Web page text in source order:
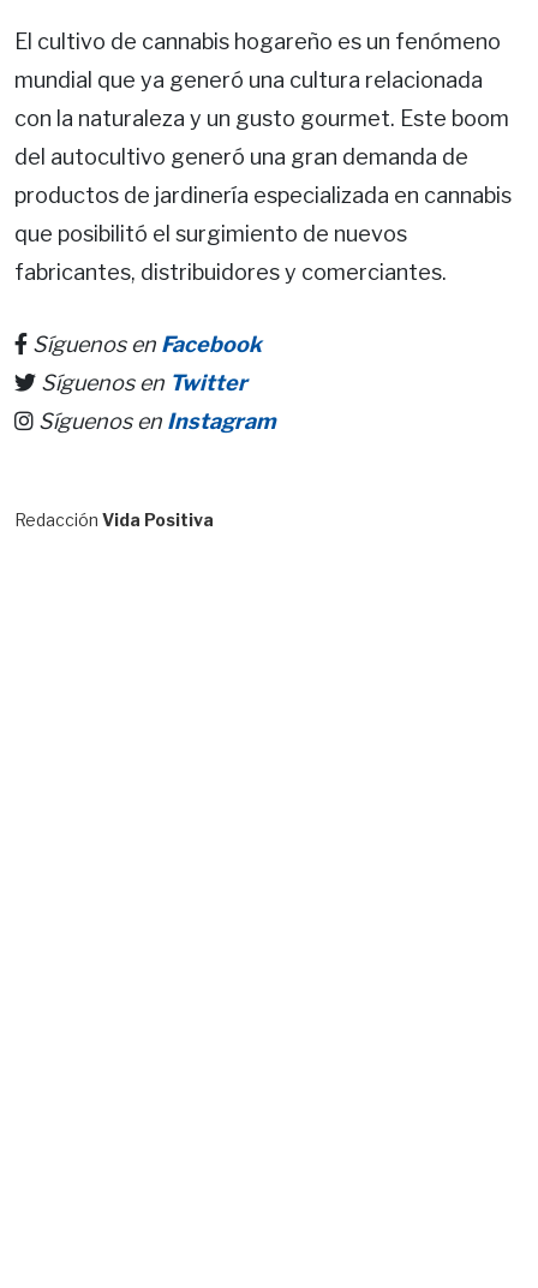
El cultivo de cannabis hogareño es un fenómeno
mundial que ya generó una cultura relacionada
con la naturaleza y un gusto gourmet. Este boom
del autocultivo generó una gran demanda de
productos de jardinería especializada en cannabis
que posibilitó el surgimiento de nuevos
fabricantes, distribuidores y comerciantes.
Síguenos en Facebook
Síguenos en Twitter
Síguenos en Instagram
Redacción Vida Positiva